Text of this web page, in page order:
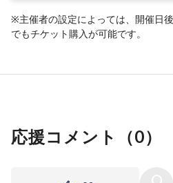
※主催者の設定によっては、開催日
でもチケット購入が可能です。
応援コメント（0）